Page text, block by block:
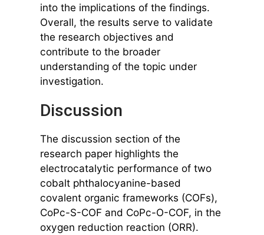
into the implications of the findings.
Overall, the results serve to validate
the research objectives and
contribute to the broader
understanding of the topic under
investigation.
Discussion
The discussion section of the
research paper highlights the
electrocatalytic performance of two
cobalt phthalocyanine-based
covalent organic frameworks (COFs),
CoPc-S-COF and CoPc-O-COF, in the
oxygen reduction reaction (ORR).